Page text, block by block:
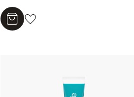
Aggiungi al carrello